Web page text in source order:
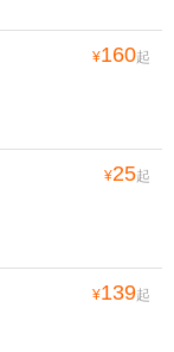
¥160起
¥25起
¥139起